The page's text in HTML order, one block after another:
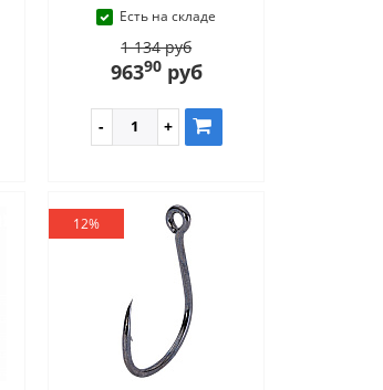
Есть на складе
1 134 руб
96390руб
12%